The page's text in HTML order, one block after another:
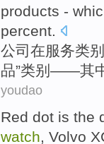
products -
percent.
公司 在服务类别
品”类别——其
youdao
Red dot is the
watch Volvo